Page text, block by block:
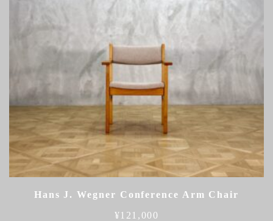
Hans J. Wegner Conference Arm Chair
¥121,000